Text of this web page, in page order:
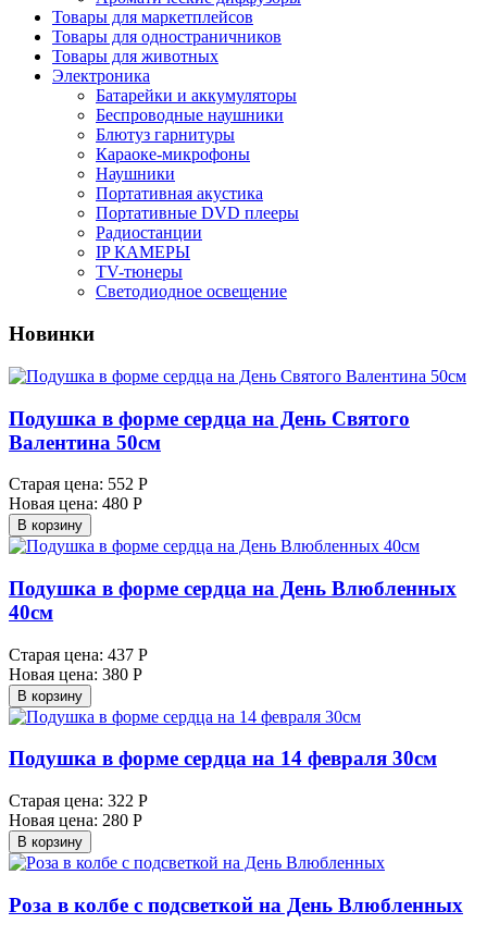
Товары для маркетплейсов
Товары для одностраничников
Товары для животных
Электроника
Батарейки и аккумуляторы
Беспроводные наушники
Блютуз гарнитуры
Караоке-микрофоны
Наушники
Портативная акустика
Портативные DVD плееры
Радиостанции
IP КАМЕРЫ
TV-тюнеры
Светодиодное освещение
Новинки
Подушка в форме сердца на День Святого
Валентина 50см
Старая цена: 552 Р
Новая цена: 480 Р
В корзину
Подушка в форме сердца на День Влюбленных
40см
Старая цена: 437 Р
Новая цена: 380 Р
В корзину
Подушка в форме сердца на 14 февраля 30см
Старая цена: 322 Р
Новая цена: 280 Р
В корзину
Роза в колбе с подсветкой на День Влюбленных